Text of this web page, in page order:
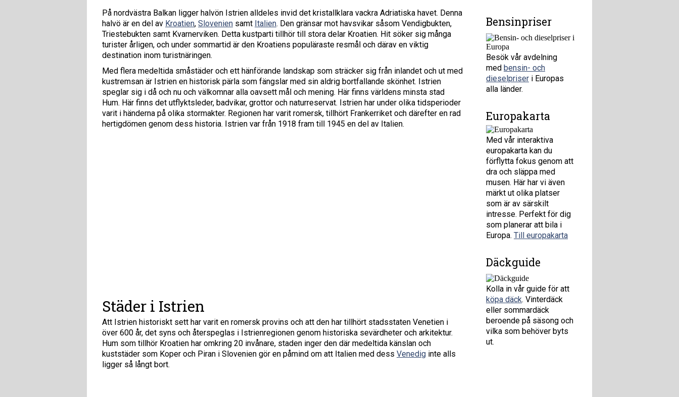
På nordvästra Balkan ligger halvön Istrien alldeles invid det kristallklara vackra Adriatiska havet. Denna
halvö är en del av Kroatien, Slovenien samt Italien. Den gränsar mot havsvikar såsom Vendigbukten,
Triestebukten samt Kvarnerviken. Detta kustparti tillhör till stora delar Kroatien. Hit söker sig många
turister årligen, och under sommartid är den Kroatiens populäraste resmål och därav en viktig
destination inom turistnäringen.
Med flera medeltida småstäder och ett hänförande landskap som sträcker sig från inlandet och ut med
kustremsan är Istrien en historisk pärla som fängslar med sin aldrig bortfallande skönhet. Istrien
speglar sig i då och nu och välkomnar alla oavsett mål och mening. Här finns världens minsta stad
Hum. Här finns det utflyktsleder, badvikar, grottor och naturreservat. Istrien har under olika tidsperioder
varit i händerna på olika stormakter. Regionen har varit romersk, tillhört Frankerriket och därefter en rad
hertigdömen genom dess historia. Istrien var från 1918 fram till 1945 en del av Italien.
Städer i Istrien
Att Istrien historiskt sett har varit en romersk provins och att den har tillhört stadsstaten Venetien i
över 600 år, det syns och återspeglas i Istrienregionen genom historiska sevärdheter och arkitektur.
Hum som tillhör Kroatien har omkring 20 invånare, staden inger den där medeltida känslan och
kuststäder som Koper och Piran i Slovenien gör en påmind om att Italien med dess Venedig inte alls
ligger så långt bort.
Bensinpriser
Besök vår avdelning
med bensin- och
dieselpriser i Europas
alla länder.
Europakarta
Med vår interaktiva
europakarta kan du
förflytta fokus genom att
dra och släppa med
musen. Här har vi även
märkt ut olika platser
som är av särskilt
intresse. Perfekt för dig
som planerar att bila i
Europa. Till europakarta
Däckguide
Kolla in vår guide för att
köpa däck. Vinterdäck
eller sommardäck
beroende på säsong och
vilka som behöver byts
ut.